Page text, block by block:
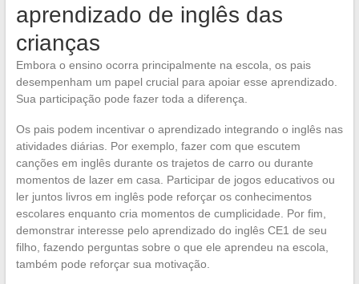
aprendizado de inglês das
crianças
Embora o ensino ocorra principalmente na escola, os pais
desempenham um papel crucial para apoiar esse aprendizado.
Sua participação pode fazer toda a diferença.
Os pais podem incentivar o aprendizado integrando o inglês nas
atividades diárias. Por exemplo, fazer com que escutem
canções em inglês durante os trajetos de carro ou durante
momentos de lazer em casa. Participar de jogos educativos ou
ler juntos livros em inglês pode reforçar os conhecimentos
escolares enquanto cria momentos de cumplicidade. Por fim,
demonstrar interesse pelo aprendizado do inglês CE1 de seu
filho, fazendo perguntas sobre o que ele aprendeu na escola,
também pode reforçar sua motivação.